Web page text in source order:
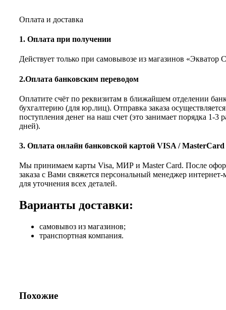
Оплата и доставка
1. Оплата при получении
Действует только при самовывозе из магазинов «Экватор
2.Оплата банковским переводом
Оплатите счёт по реквизитам в ближайшем отделении
бухгалтерию (для юр.лиц). Отправка заказа
поступления денег на наш счет (это занимает порядка 1-3
дней).
3. Оплата онлайн банковской картой VISA / MasterCard
Мы принимаем карты Visa, МИР и Master Card. После
заказа с Вами свяжется персональный менеджер интернет-
для уточнения всех деталей.
Варианты доставки:
самовывоз из магазинов;
транспортная компания.
Похожие